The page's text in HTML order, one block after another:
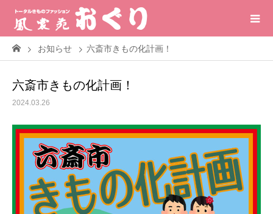
お知らせ 六斎市きもの化計画！
六斎市きもの化計画！
2024.03.26